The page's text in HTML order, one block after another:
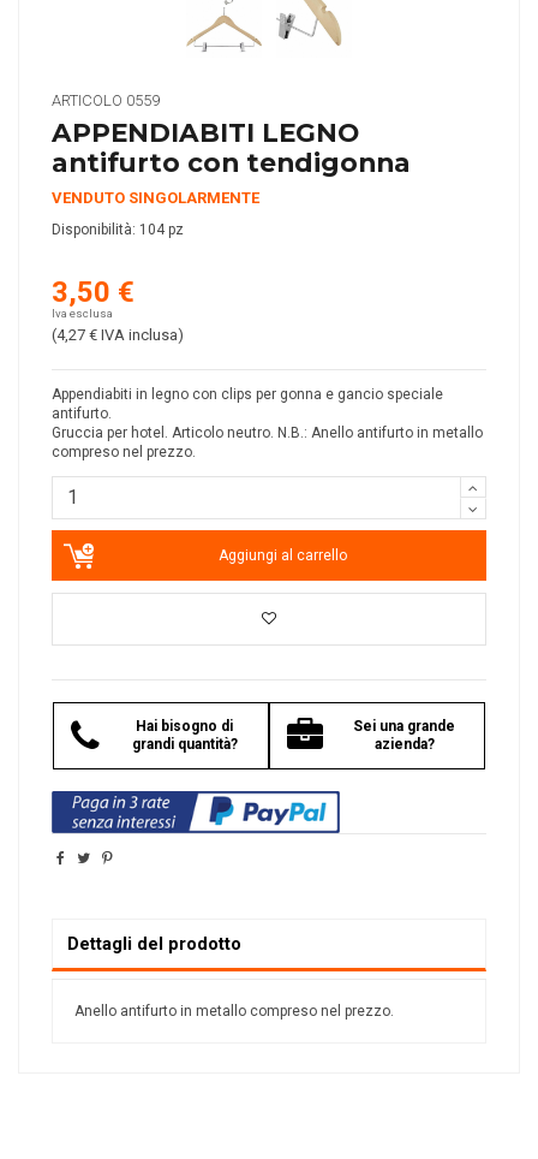
ARTICOLO 0559
APPENDIABITI LEGNO
antifurto con tendigonna
VENDUTO SINGOLARMENTE
Disponibilità: 104 pz
3,50 €
Iva esclusa
(4,27 € IVA inclusa)
Appendiabiti in legno con clips per gonna e gancio speciale
antifurto.
Gruccia per hotel. Articolo neutro. N.B.: Anello antifurto in metallo
compreso nel prezzo.
Aggiungi al carrello
Hai bisogno di
grandi quantità?
Sei una grande
azienda?
Dettagli del prodotto
Anello antifurto in metallo compreso nel prezzo.